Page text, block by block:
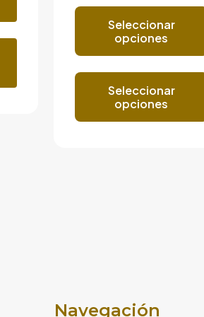
Seleccionar
opciones
Seleccionar
opciones
Navegación